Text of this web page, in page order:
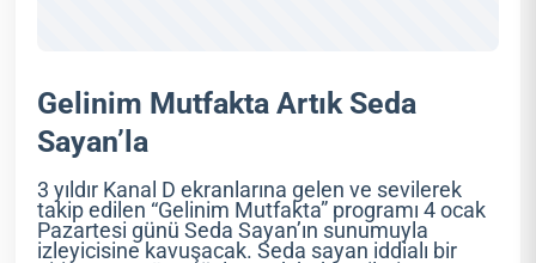
Gelinim Mutfakta Artık Seda
Sayan’la
3 yıldır Kanal D ekranlarına gelen ve sevilerek
takip edilen “Gelinim Mutfakta” programı 4 ocak
Pazartesi günü Seda Sayan’ın sunumuyla
izleyicisine kavuşacak. Seda sayan iddialı bir